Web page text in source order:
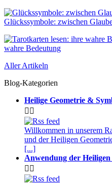
Glückssymbole: zwischen
wahre Bedeutung
Aller Artikeln
Blog-Kategorien
Heilige Geometrie &
 
Willkommen in unserem
und der Heiligen
[...]
Anwendung der Heiligen
 